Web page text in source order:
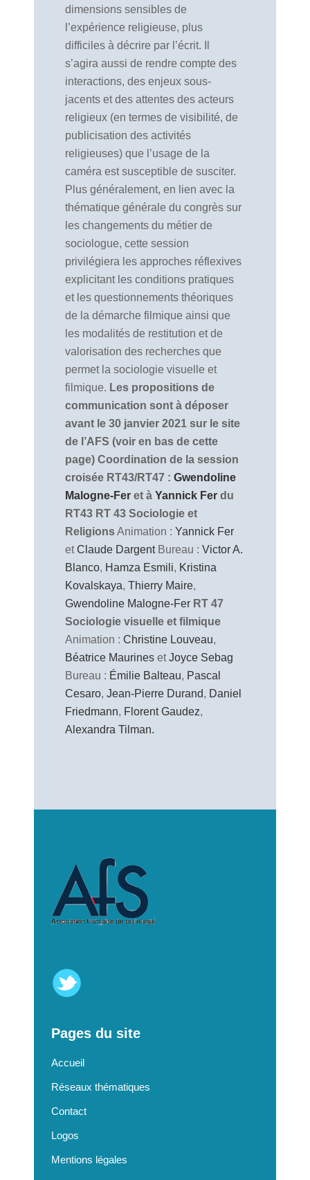
dimensions sensibles de
l’expérience religieuse, plus
difficiles à décrire par l’écrit. Il
s’agira aussi de rendre compte des
interactions, des enjeux sous-
jacents et des attentes des acteurs
religieux (en termes de visibilité, de
publicisation des activités
religieuses) que l’usage de la
caméra est susceptible de susciter.
Plus généralement, en lien avec la
thématique générale du congrès sur
les changements du métier de
sociologue, cette session
privilégiera les approches réflexives
explicitant les conditions pratiques
et les questionnements théoriques
de la démarche filmique ainsi que
les modalités de restitution et de
valorisation des recherches que
permet la sociologie visuelle et
filmique. Les propositions de
communication sont à déposer
avant le 30 janvier 2021 sur le site
de l’AFS (voir en bas de cette
page) Coordination de la session
croisée RT43/RT47 : Gwendoline
Malogne-Fer et à Yannick Fer du
RT43 RT 43 Sociologie et
ReligionsAnimation : Yannick Fer
etClaude DargentBureau : Victor A.
Blanco, Hamza Esmili, Kristina
Kovalskaya, Thierry Maire,
Gwendoline Malogne-Fer RT 47
Sociologie visuelle et filmique
Animation : Christine Louveau,
Béatrice Maurines etJoyce Sebag
Bureau : Émilie Balteau, Pascal
Cesaro, Jean-Pierre Durand, Daniel
Friedmann, Florent Gaudez,
Alexandra Tilman.
Pages du site
Accueil
Réseaux thématiques
Contact
Logos
Mentions légales